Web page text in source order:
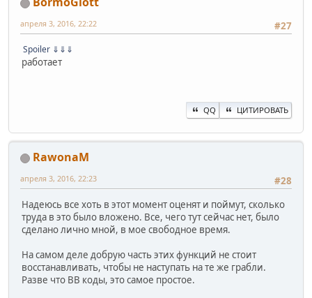
#27
апреля 3, 2016, 22:22
Spoiler ⇓⇓⇓
работает
QQ ЦИТИРОВАТЬ
RawonaM
#28
апреля 3, 2016, 22:23
Надеюсь все хоть в этот момент оценят и поймут, сколько
труда в это было вложено. Все, чего тут сейчас нет, было
сделано лично мной, в мое свободное время.
На самом деле добрую часть этих функций не стоит
восстанавливать, чтобы не наступать на те же грабли.
Разве что BB коды, это самое простое.